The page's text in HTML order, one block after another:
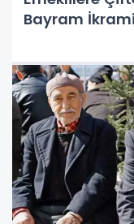
Bayram